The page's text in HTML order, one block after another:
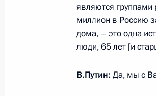
21 марта 2020
Телефонный
Конте
являются группами
миллион в Россию
дома, – это одна
люди, 65 лет [и
В.Путин: Да, мы с